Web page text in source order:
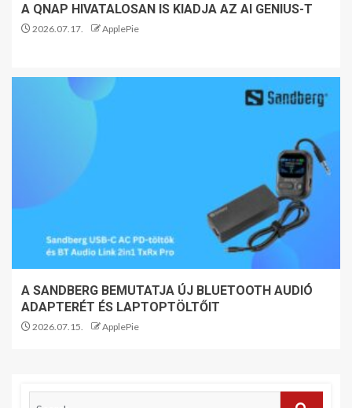
A QNAP HIVATALOSAN IS KIADJA AZ AI GENIUS-T
2026.07.17. ApplePie
A SANDBERG BEMUTATJA ÚJ BLUETOOTH AUDIÓ
ADAPTERÉT ÉS LAPTOPTÖLTŐIT
2026.07.15. ApplePie